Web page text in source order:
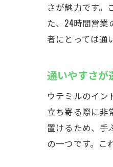
さが魅力です。
た、24時間営
者にとっては通
通いやすさが
ウテミルのイン
立ち寄る際に非
置けるため、手
の一つです。こ